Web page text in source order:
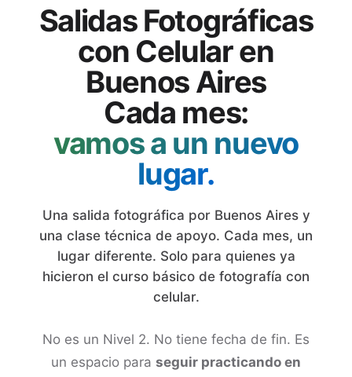
Salidas Fotográficas
con Celular en
Buenos Aires
Cada mes:
vamos a un nuevo
lugar.
Una salida fotográfica por Buenos Aires y
una clase técnica de apoyo. Cada mes, un
lugar diferente. Solo para quienes ya
hicieron el curso básico de fotografía con
celular.
No es un Nivel 2. No tiene fecha de fin. Es
un espacio para seguir practicando en